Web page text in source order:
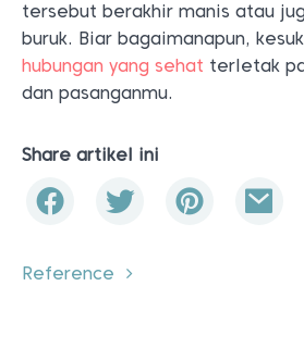
tersebut berakhir manis atau
buruk. Biar bagaimanapun,
hubungan yang sehat terletak
dan pasanganmu.
Share artikel ini
Reference